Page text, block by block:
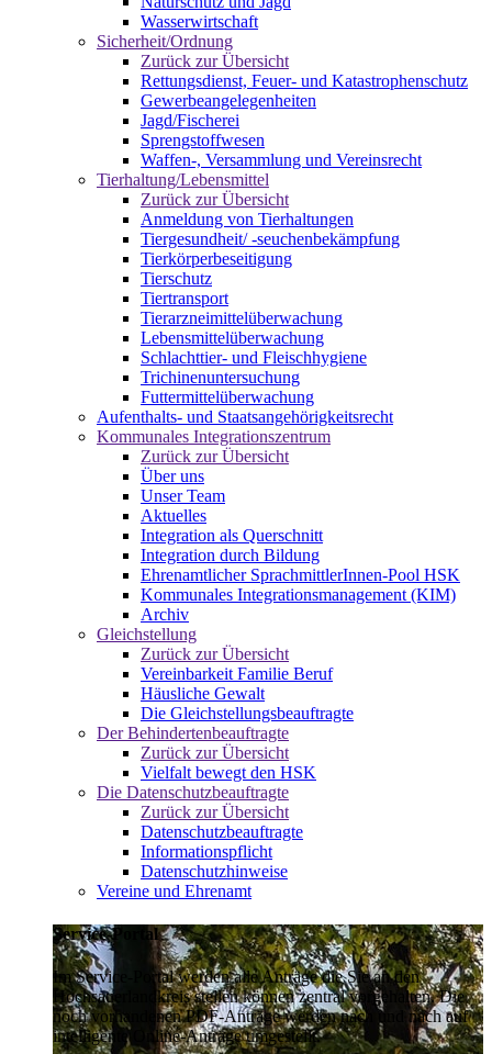
Wasserwirtschaft
Sicherheit/Ordnung
Zurück zur Übersicht
Rettungsdienst, Feuer- und Katastrophenschutz
Gewerbeangelegenheiten
Jagd/Fischerei
Sprengstoffwesen
Waffen-, Versammlung und Vereinsrecht
Tierhaltung/Lebensmittel
Zurück zur Übersicht
Anmeldung von Tierhaltungen
Tiergesundheit/ -seuchenbekämpfung
Tierkörperbeseitigung
Tierschutz
Tiertransport
Tierarzneimittelüberwachung
Lebensmittelüberwachung
Schlachttier- und Fleischhygiene
Trichinenuntersuchung
Futtermittelüberwachung
Aufenthalts- und Staatsangehörigkeitsrecht
Kommunales Integrationszentrum
Zurück zur Übersicht
Über uns
Unser Team
Aktuelles
Integration als Querschnitt
Integration durch Bildung
Ehrenamtlicher SprachmittlerInnen-Pool HSK
Kommunales Integrationsmanagement (KIM)
Archiv
Gleichstellung
Zurück zur Übersicht
Vereinbarkeit Familie Beruf
Häusliche Gewalt
Die Gleichstellungsbeauftragte
Der Behindertenbeauftragte
Zurück zur Übersicht
Vielfalt bewegt den HSK
Die Datenschutzbeauftragte
Zurück zur Übersicht
Datenschutzbeauftragte
Informationspflicht
Datenschutzhinweise
Vereine und Ehrenamt
Service-Portal
Im Service-Portal werden alle Anträge die Sie an den
Hochsauerlandkreis stellen können zentral vorgehalten. Die
noch vorhandenen PDF-Anträge werden nach und nach auf
intelligente Online-Anträge umgestellt.